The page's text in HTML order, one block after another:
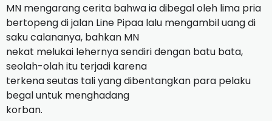
MN mengarang cerita bahwa ia dibegal oleh lima pria
bertopeng di jalan Line Pipaa lalu mengambil uang di
saku calananya, bahkan MN
nekat melukai lehernya sendiri dengan batu bata,
seolah-olah itu terjadi karena
terkena seutas tali yang dibentangkan para pelaku
begal untuk menghadang
korban.